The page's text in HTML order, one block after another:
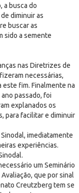
a busca do
diminuir as
buscar as
sido a semente
nas Diretrizes de
necessárias,
fim. Finalmente na
passado, foi
explanados os
para facilitar e diminuir
imediatamente
experiências.
um Seminário
que por sinal
Creutzberg tem se